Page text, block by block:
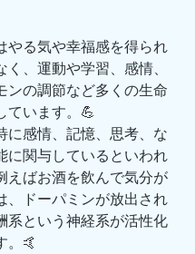
やる気や幸福感を得られ
く、運動や学習、感情、
ンの調節など多くの生命
ています。💪
に感情、記憶、思考、な
に関与しているといわれ
えばお酒を飲んで気分が
、ドーパミンが放出され
系という神経系が活性化
。🤙